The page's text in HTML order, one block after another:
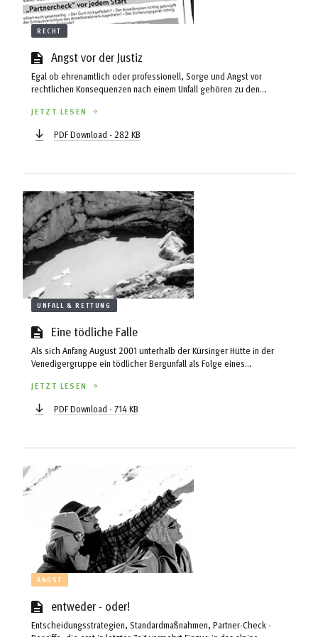
RECHT
Angst vor der Justiz
Egal ob ehrenamtlich oder professionell, Sorge und Angst vor
rechtlichen Konsequenzen nach einem Unfall gehören zu den
der analytische Blick auf die realen Verhältnisse helfen, dieser Angst
die Schärfe zu nehmen? Robert Wallner, begeisterter Allround-
Bergsteiger und ehemaliger Alpin-Staatsanwalt am Landesgericht
JETZT LESEN
PDF Download - 282 KB
UNFALL & RETTUNG
Eine tödliche Falle
Als sich Anfang August 2001 unterhalb der Kürsinger Hütte in der
Venedigergruppe ein tödlicher Bergunfall als Folge eines
„Ein klassischer Steinschlag“, „abschmelzendes Toteis“, „ein
unterirdisch zusammenstürzender Gletscher“, „inneres Abschmelzen
des Gletschers“..... Was war es nun wirklich? Oder ist diese Frage
JETZT LESEN
PDF Download - 714 KB
ANGST
entweder - oder!
Entscheidungsstrategien, Standardmaßnahmen, Partner-Check -